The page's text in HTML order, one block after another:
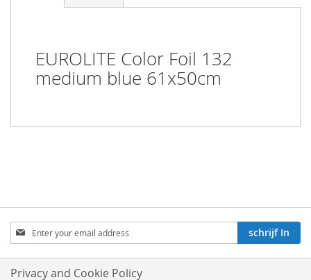
EUROLITE Color Foil 132
medium blue 61x50cm
Aboneren
op
onze
nieuwsbrief:
schrijf In
Privacy and Cookie Policy